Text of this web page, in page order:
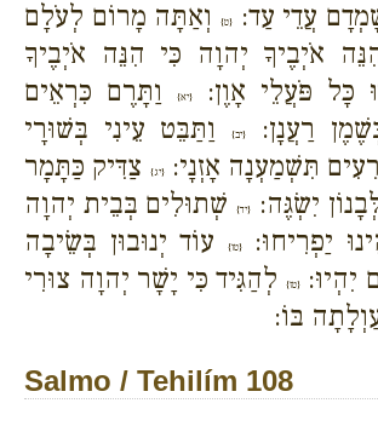
עֲדֵי עַד:{ט}
וְאַתָּה מָרוֹם לְעֹלָם
אֹיְבֶיךָ יְהוָה כִּי הִנֵּה אֹיְבֶיךָ
כָּל פֹּעֲלֵי אָוֶן:
{יא}
וַתָּרֶם כִּרְאֵים
רַעֲנָן:
{יב}וַתַּבֵּט עֵינִי בְּשׁוּרָי
תִּשְׁמַעְנָה אָזְנָי:{יג}
צַדִּיק כַּתָּמָר
יִשְׂגֶּה:
{יד}שְׁתוּלִים בְּבֵית יְהוָה
יַפְרִיחוּ:{טו}
עוֹד יְנוּבוּן בְּשֵׂיבָה
יִהְיוּ:{טז}
לְהַגִּיד כִּי יָשָׁר יְהוָה צוּרִי
בּוֹ:
Salmo / Tehilím 108